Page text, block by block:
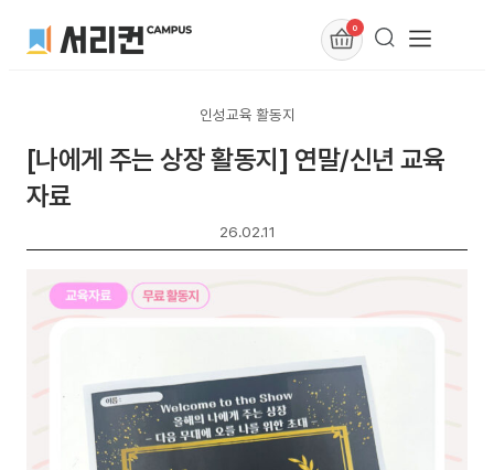
0
인성교육 활동지
[나에게 주는 상장 활동지] 연말/신년 교육
자료
26.02.11